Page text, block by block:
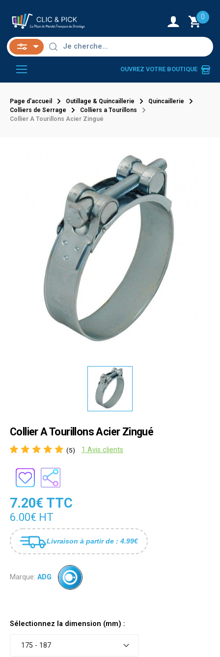
0
OUVREZ VOTRE BOUTIQUE
Page d'accueil Outillage & Quincaillerie
Quincaillerie
Colliers de Serrage
Colliers a Tourillons
Collier A Tourillons Acier Zingué
Collier A Tourillons Acier Zingué
(5) 1 Avis clients
7.20€ TTC
6.00€ HT
Livraison à partir de : 4.99€
Marque: ADG
Sélectionnez la dimension (mm) :
175 - 187